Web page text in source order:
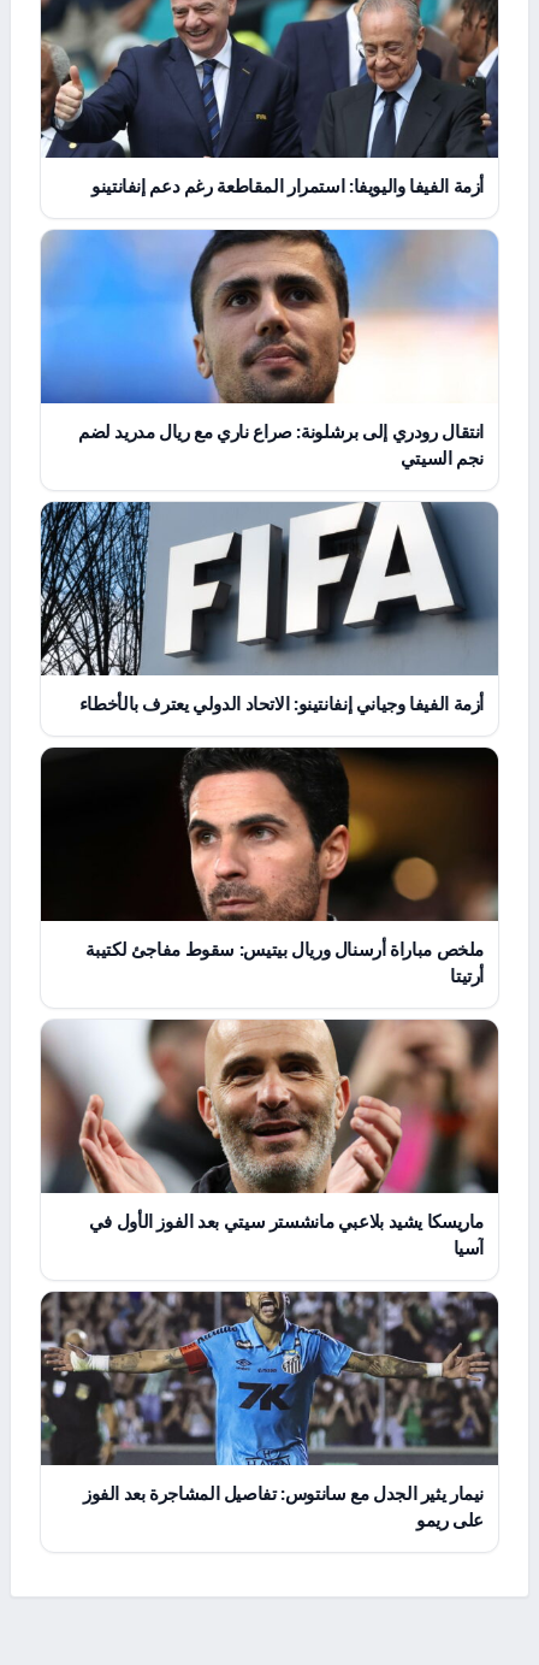
أزمة الفيفا واليويفا: استمرار المقاطعة رغم دعم إنفانتينو
انتقال رودري إلى برشلونة: صراع ناري مع ريال مدريد لضم
نجم السيتي
أزمة الفيفا وجياني إنفانتينو: الاتحاد الدولي يعترف بالأخطاء
ملخص مباراة أرسنال وريال بيتيس: سقوط مفاجئ لكتيبة
أرتيتا
ماريسكا يشيد بلاعبي مانشستر سيتي بعد الفوز الأول في
آسيا
نيمار يثير الجدل مع سانتوس: تفاصيل المشاجرة بعد الفوز
على ريمو